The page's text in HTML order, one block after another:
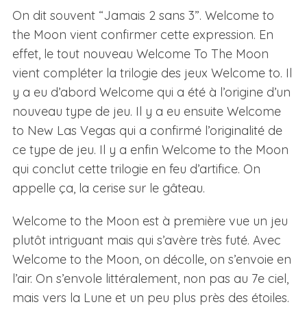
On dit souvent “Jamais 2 sans 3”. Welcome to
the Moon vient confirmer cette expression. En
effet, le tout nouveau Welcome To The Moon
vient compléter la trilogie des jeux Welcome to. Il
y a eu d’abord Welcome qui a été à l’origine d’un
nouveau type de jeu. Il y a eu ensuite Welcome
to New Las Vegas qui a confirmé l’originalité de
ce type de jeu. Il y a enfin Welcome to the Moon
qui conclut cette trilogie en feu d’artifice. On
appelle ça, la cerise sur le gâteau.
Welcome to the Moon est à première vue un jeu
plutôt intriguant mais qui s’avère très futé. Avec
Welcome to the Moon, on décolle, on s’envoie en
l’air. On s’envole littéralement, non pas au 7e ciel,
mais vers la Lune et un peu plus près des étoiles.
e
a
r
c
f
o
r